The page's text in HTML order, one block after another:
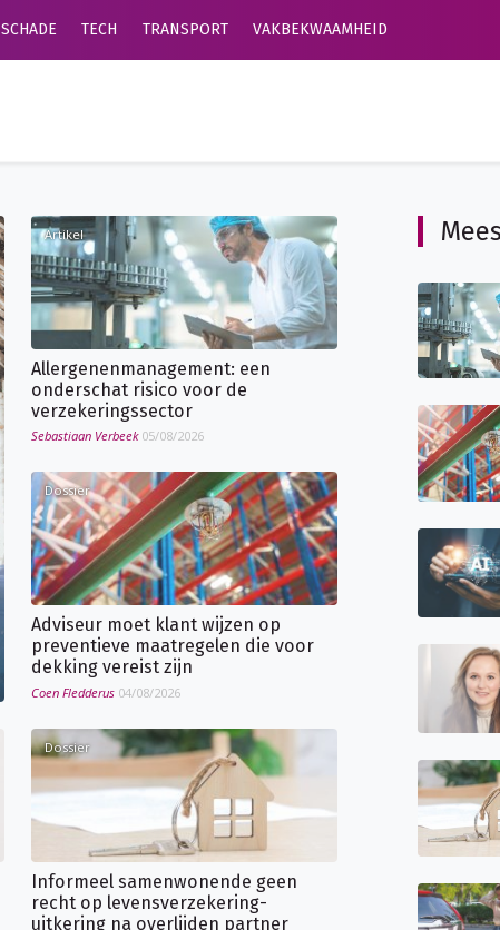
SCHADE TECH TRANSPORT VAKBEKWAAMHEID
Artikel
Allergenenmanagement: een
onderschat risico voor de
verzekeringssector
Sebastiaan Verbeek 05/08/2026
Dossier
Adviseur moet klant wijzen op
preventieve maatregelen die voor
dekking vereist zijn
Coen Fledderus 04/08/2026
Dossier
Informeel samenwonende geen
recht op levensverzekering-
uitkering na overlijden partner